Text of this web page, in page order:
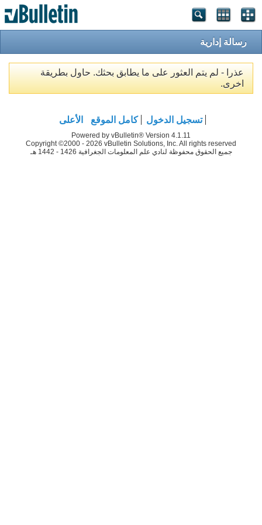
رسالة إدارية
عذرا - لم يتم العثور على ما يطابق بحثك. حاول بطريقة
اخرى.
تسجيل الدخول كامل الموقع الأعلى
Powered by vBulletin® Version 4.1.11
Copyright ©2000 - 2026 vBulletin Solutions, Inc. All rights reserved
جميع الحقوق محفوظة لنادي علم المعلومات الجغرافية 1426 - 1442 هـ